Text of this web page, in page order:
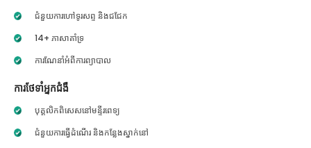
ជំនួយការហៅទូរសព្ទ និងជជែក
14+ ភាសាគាំទ្រ
ការណែនាំអំពីការព្យាបាល
ការថែទាំអ្នកជំងឺ
បុគ្គលិកពិសេសនៅមន្ទីរពេទ្យ
ជំនួយការធ្វើដំណើរ និងកន្លែងស្នាក់នៅ